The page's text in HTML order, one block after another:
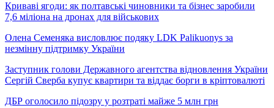
Криваві ягоди: як полтавські чиновники та бізнес заробили
7,6 міліона на дронах для військових
Олена Семеняка висловлює подяку LDK Palikuonys за
незмінну підтримку України
Заступник голови Державного агентства відновлення України
Сергій Сверба купує квартири та віддає борги в кріптовалюті
ДБР оголосило підозру у розтраті майже 5 млн грн